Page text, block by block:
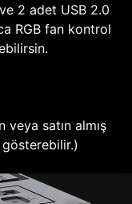
2 adet USB 2.0
RGB fan kontrol
satın almış